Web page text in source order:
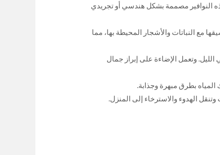
النوافير مصممة بشكل هندسي أو تجريدي
مع النباتات والأشجار المحيطة بها، مما
الليل. وتعمل الإضاءة على إبراز جمال
المياه بطرق مبهرة وجذابة.
الهدوء والاسترخاء إلى المنزل.